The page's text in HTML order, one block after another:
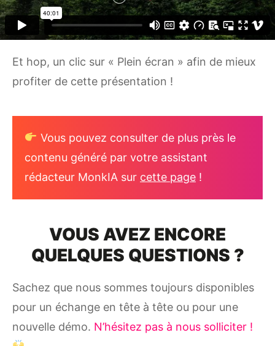
Et hop, un clic sur « Plein écran » afin de mieux
profiter de cette présentation !
Vous pouvez consulter de plus près le
contenu généré par votre assistant
rédacteur MonkIA sur cette page !
VOUS AVEZ ENCORE
QUELQUES QUESTIONS ?
Sachez que nous sommes toujours disponibles
pour un échange en tête à tête ou pour une
nouvelle démo. N’hésitez pas à nous solliciter !